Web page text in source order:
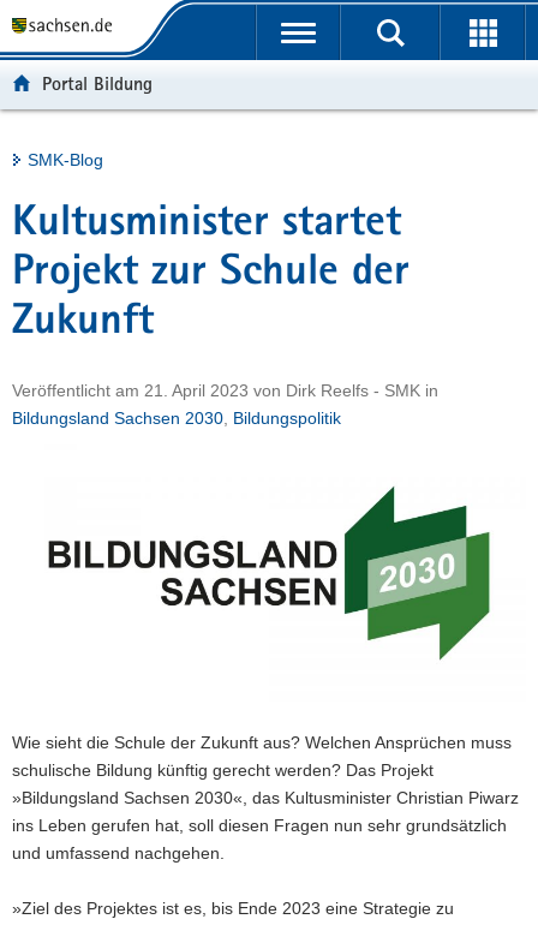
t
b
e
r
r
f
e
u
n
h
a
t
e
v
c
e
Portalübergreifende
Portal Bildung
Hauptinhalt
SMK-Blog
Kultusminister startet
Projekt zur Schule der
Zukunft
Veröffentlicht am 21. April 2023 von Dirk Reelfs - SMK in
Bildungsland Sachsen 2030 Bildungspolitik
Wie sieht die Schule der Zukunft aus? Welchen Ansprüchen muss
schulische Bildung künftig gerecht werden? Das Projekt
»Bildungsland Sachsen 2030«, das Kultusminister Christian Piwarz
ins Leben gerufen hat, soll diesen Fragen nun sehr grundsätzlich
und umfassend nachgehen.
»Ziel des Projektes ist es, bis Ende 2023 eine Strategie zu